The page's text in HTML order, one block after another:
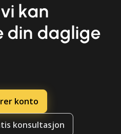
kan
din daglige
konto
konsultasjon